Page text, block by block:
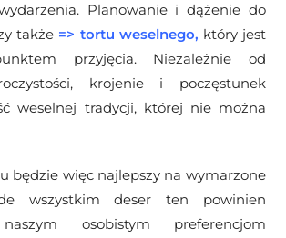
Planowanie i dążenie do
także => tortu weselnego, który jest
przyjęcia. Niezależnie od
krojenie i poczęstunek
weselnej tradycji, której nie można
będzie więc najlepszy na wymarzone
wszystkim deser ten powinien
osobistym preferencjom